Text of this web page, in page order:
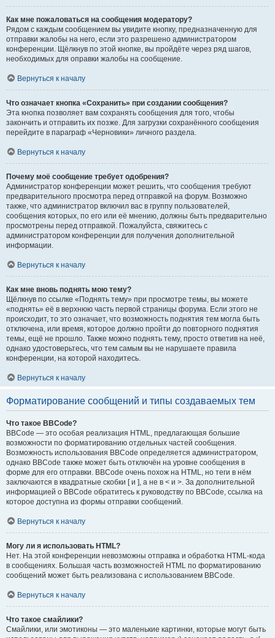
Как мне пожаловаться на сообщения модератору?
Рядом с каждым сообщением вы увидите кнопку, предназначенную для
отправки жалобы на него, если это разрешено администратором
конференции. Щёлкнув по этой кнопке, вы пройдёте через ряд шагов,
необходимых для оправки жалобы на сообщение.
Вернуться к началу
Что означает кнопка «Сохранить» при создании сообщения?
Эта кнопка позволяет вам сохранять сообщения для того, чтобы
закончить и отправить их позже. Для загрузки сохранённого сообщения
перейдите в параграф «Черновики» личного раздела.
Вернуться к началу
Почему моё сообщение требует одобрения?
Администратор конференции может решить, что сообщения требуют
предварительного просмотра перед отправкой на форум. Возможно
также, что администратор включил вас в группу пользователей,
сообщения которых, по его или её мнению, должны быть предварительно
просмотрены перед отправкой. Пожалуйста, свяжитесь с
администратором конференции для получения дополнительной
информации.
Вернуться к началу
Как мне вновь поднять мою тему?
Щёлкнув по ссылке «Поднять тему» при просмотре темы, вы можете
«поднять» её в верхнюю часть первой страницы форума. Если этого не
происходит, то это означает, что возможность поднятия тем могла быть
отключена, или время, которое должно пройти до повторного поднятия
темы, ещё не прошло. Также можно поднять тему, просто ответив на неё,
однако удостоверьтесь, что тем самым вы не нарушаете правила
конференции, на которой находитесь.
Вернуться к началу
Форматирование сообщений и типы создаваемых тем
Что такое BBCode?
BBCode — это особая реализация HTML, предлагающая большие
возможности по форматированию отдельных частей сообщения.
Возможность использования BBCode определяется администратором,
однако BBCode также может быть отключён на уровне сообщения в
форме для его отправки. BBCode очень похож на HTML, но теги в нём
заключаются в квадратные скобки [ и ], а не в < и >. За дополнительной
информацией о BBCode обратитесь к руководству по BBCode, ссылка на
которое доступна из формы отправки сообщений.
Вернуться к началу
Могу ли я использовать HTML?
Нет. На этой конференции невозможны отправка и обработка HTML-кода
в сообщениях. Большая часть возможностей HTML по форматированию
сообщений может быть реализована с использованием BBCode.
Вернуться к началу
Что такое смайлики?
Смайлики, или эмотиконы — это маленькие картинки, которые могут быть